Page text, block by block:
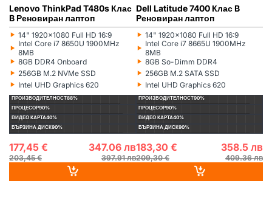
Lenovo ThinkPad T480s Клас
B Реновиран лаптоп
‣
Монитор:
14" 1920x1080 Full HD 16:9
‣
Процесор:
Intel Core i7 8650U 1900MHz
8MB
‣
Рам памет:
8GB DDR4 Onboard
‣
Хард диск:
256GB M.2 NVMe SSD
‣
Видеокарта:
Intel UHD Graphics 620
ПРОИЗВОДИТЕЛНОСТ88%
ПРОЦЕСОР90%
ВИДЕО КАРТА40%
БЪРЗИНА ДИСК90%
177,45 € 347.06 лв
203,45 € 397.91 лв
Dell Latitude 7400 Клас B
Реновиран лаптоп
‣
Монитор:
14" 1920x1080 Full HD 16:9
‣
Процесор:
Intel Core i7 8665U 1900MHz
8MB
‣
Рам памет:
8GB So-Dimm DDR4
‣
Хард диск:
256GB M.2 SATA SSD
‣
Видеокарта:
Intel UHD Graphics 620
ПРОИЗВОДИТЕЛНОСТ90%
ПРОЦЕСОР90%
ВИДЕО КАРТА40%
БЪРЗИНА ДИСК90%
183,30 € 358.5 лв
209,30 € 409.36 лв